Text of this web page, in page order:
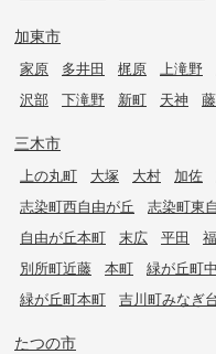
加東市
家原 多井田 梶原 上滝野
沢部
下滝野 新町 天神
三木市
上の丸町 大塚 大村 加佐
志染町西自由が丘
志染町東
自由が丘本町
末広 平田
別所町近藤
本町 緑が丘町中
緑が丘町本町
吉川町みなぎ
たつの市